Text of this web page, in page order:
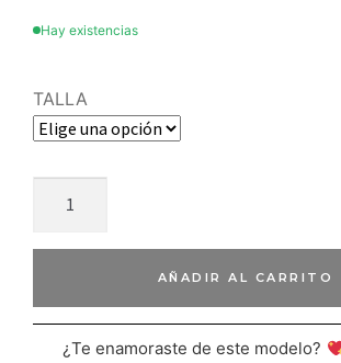
Hay existencias
TALLA
AÑADIR AL CARRITO
¿Te enamoraste de este modelo?